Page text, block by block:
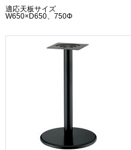
適応天板サイズ
W650×D650、750Φ